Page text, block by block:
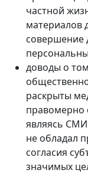
частной
материалов
совершение
доводы о
раскрыты
правомерно
являясь
не обладал
согласия
значимых